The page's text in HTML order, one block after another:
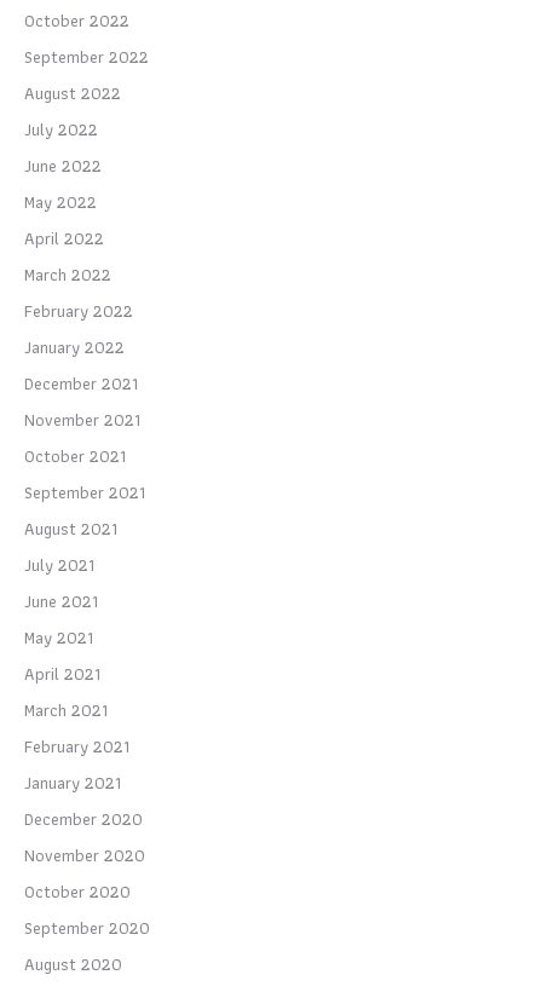
October 2022
September 2022
August 2022
July 2022
June 2022
May 2022
April 2022
March 2022
February 2022
January 2022
December 2021
November 2021
October 2021
September 2021
August 2021
July 2021
June 2021
May 2021
April 2021
March 2021
February 2021
January 2021
December 2020
November 2020
October 2020
September 2020
August 2020